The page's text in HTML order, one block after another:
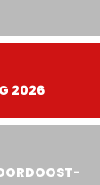
2026